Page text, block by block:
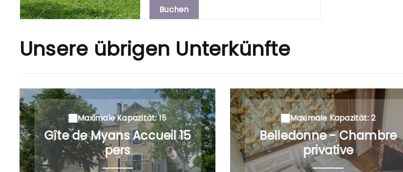
Buchen
Unsere übrigen Unterkünfte
Maximale Kapazität: 15
Gîte de Myans Accueil 15
pers
Maximale Kapazität: 2
Belledonne - Chambre
privative